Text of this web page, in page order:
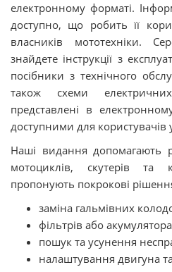
електронному форматі.
доступно, що робить її
власників мототехніки.
знайдете інструкції з
посібники з технічного
також схеми
представлені в
доступними для користувачів
Наші видання допомагають
мотоциклів, скутерів та
пропонують покрокові
заміна гальмівних
фільтрів або
пошук та усунення
налаштування двигуна та